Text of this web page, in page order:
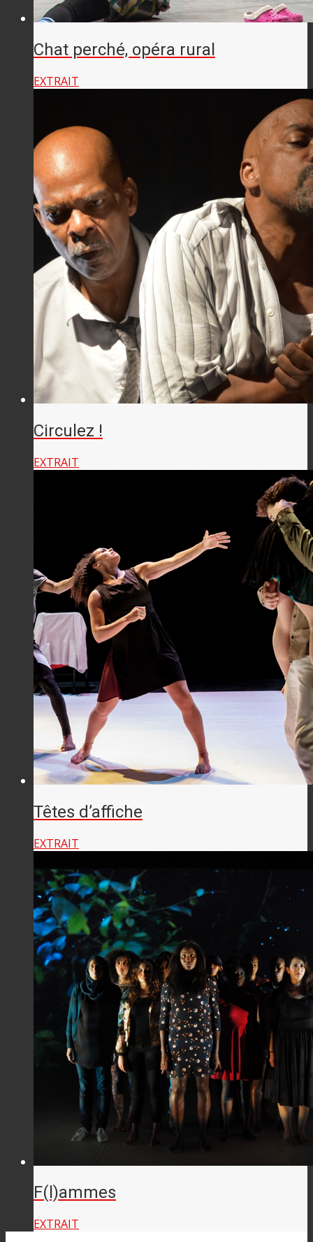
Chat perché, opéra rural
EXTRAIT
Circulez !
EXTRAIT
Têtes d’affiche
EXTRAIT
F(l)ammes
EXTRAIT